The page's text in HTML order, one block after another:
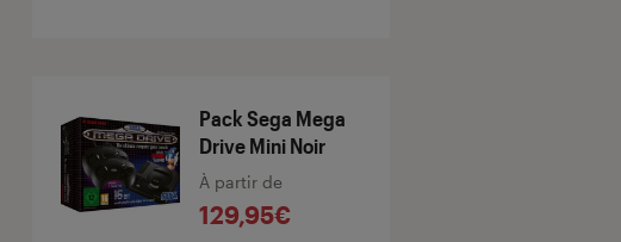
Pack Sega Mega
Drive Mini Noir
À partir de
129,95€